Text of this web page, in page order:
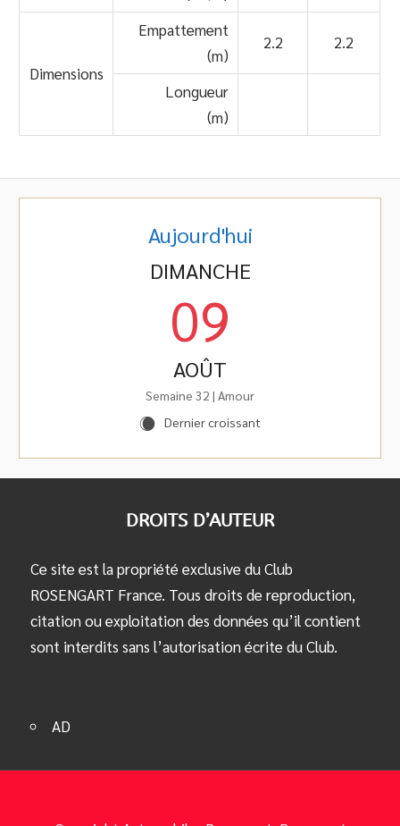
Dimensions
Empattement
(m)
2.2 2.2
Longueur
(m)
Aujourd'hui
DIMANCHE
09
AOÛT
Semaine 32 | Amour
X Dernier croissant
DROITS D’AUTEUR
Ce site est la propriété exclusive du Club
ROSENGART France. Tous droits de reproduction,
citation ou exploitation des données qu’il contient
sont interdits sans l’autorisation écrite du Club.
AD